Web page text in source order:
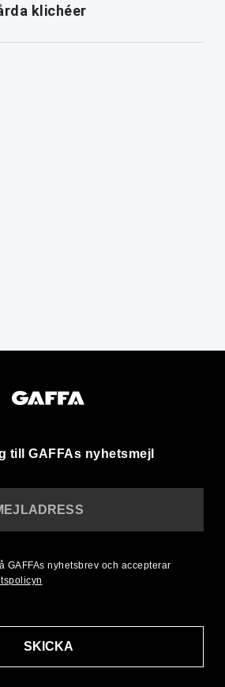
klichéer
till GAFFAs nyhetsmejl
SKICKA
GAFFAs nyhetsbrev och accepterar